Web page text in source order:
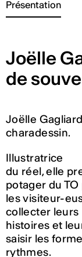
Présentation
Joëlle
de
Joëlle
charadessin.
Illustratrice
du réel, elle
potager du
les visiteur-
collecter leurs
histoires et
saisir les
rythmes.